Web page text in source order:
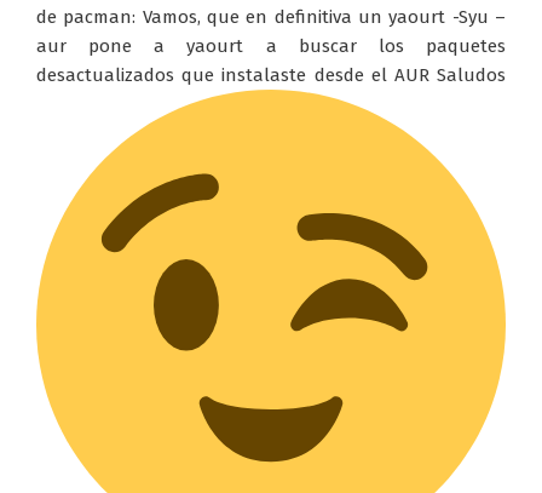
de pacman: Vamos, que en definitiva un yaourt -Syu –
aur pone a yaourt a buscar los paquetes
desactualizados que instalaste desde el AUR Saludos